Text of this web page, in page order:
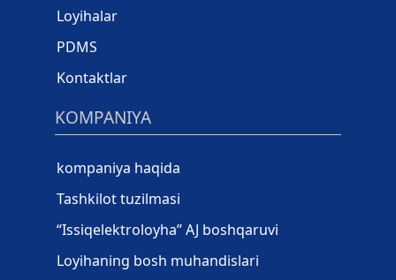
Loyihalar
PDMS
Kontaktlar
KOMPANIYA
kompaniya haqida
Tashkilot tuzilmasi
“Issiqelektroloyha” AJ boshqaruvi
Loyihaning bosh muhandislari